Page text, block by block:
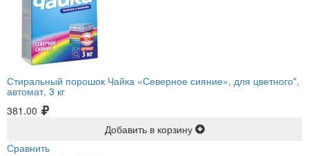
Стиральный порошок Чайка «Северное сияние», для цветного",
автомат, 3 кг
381.00
Добавить в корзину
Сравнить